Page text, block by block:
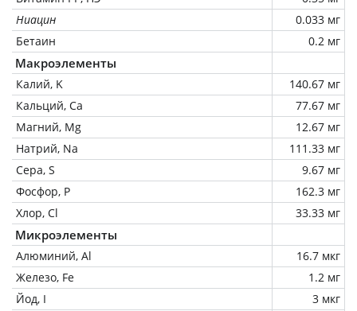
Ниацин
0.033 мг
Бетаин
0.2 мг
Макроэлементы
Калий, K
140.67 мг
Кальций, Ca
77.67 мг
Магний, Mg
12.67 мг
Натрий, Na
111.33 мг
Сера, S
9.67 мг
Фосфор, P
162.3 мг
Хлор, Cl
33.33 мг
Микроэлементы
Алюминий, Al
16.7 мкг
Железо, Fe
1.2 мг
Йод, I
3 мкг